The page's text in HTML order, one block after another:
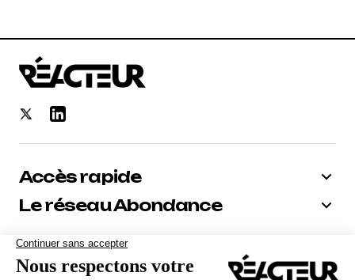
Accès rapide
Le réseau Abondance
Bénéficiez de -10% sur tous nos